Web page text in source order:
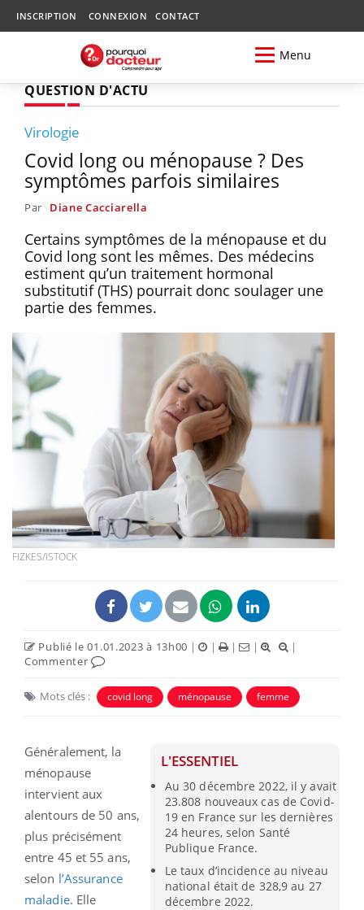
INSCRIPTION CONNEXION CONTACT
Menu
QUESTION D'ACTU
Virologie
Covid long ou ménopause ? Des
symptômes parfois similaires
Par Diane Cacciarella
Certains symptômes de la ménopause et du
Covid long sont les mêmes. Des médecins
estiment qu’un traitement hormonal
substitutif (THS) pourrait donc soulager une
partie des femmes.
FIZKES/ISTOCK
Publié le 01.01.2023 à 13h00 | | | |
|
Commenter
Mots clés : covid long ménopause femme
L'ESSENTIEL
Au 30 décembre 2022, il y avait
23.808 nouveaux cas de Covid-
19 en France sur les dernières
24 heures, selon Santé
Publique France.
Le taux d’incidence au niveau
national était de 328,9 au 27
décembre 2022.
Généralement, la
ménopause
intervient aux
alentours de 50 ans,
plus précisément
entre 45 et 55 ans,
selon l’Assurance
maladie. Elle